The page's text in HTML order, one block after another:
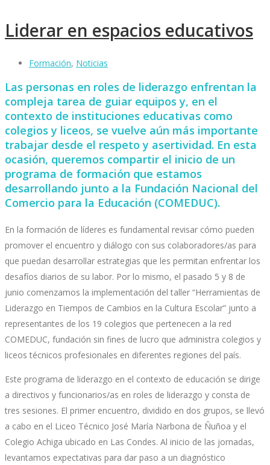
Liderar en espacios educativos
Formación, Noticias
Las personas en roles de liderazgo enfrentan la
compleja tarea de guiar equipos y, en el
contexto de instituciones educativas como
colegios y liceos, se vuelve aún más importante
trabajar desde el respeto y asertividad. En esta
ocasión, queremos compartir el inicio de un
programa de formación que estamos
desarrollando junto a la Fundación Nacional del
Comercio para la Educación (COMEDUC).
En la formación de líderes es fundamental revisar cómo pueden
promover el encuentro y diálogo con sus colaboradores/as para
que puedan desarrollar estrategias que les permitan enfrentar los
desafíos diarios de su labor. Por lo mismo, el pasado 5 y 8 de
junio comenzamos la implementación del taller “Herramientas de
Liderazgo en Tiempos de Cambios en la Cultura Escolar” junto a
representantes de los 19 colegios que pertenecen a la red
COMEDUC, fundación sin fines de lucro que administra colegios y
liceos técnicos profesionales en diferentes regiones del país.
Este programa de liderazgo en el contexto de educación se dirige
a directivos y funcionarios/as en roles de liderazgo y consta de
tres sesiones. El primer encuentro, dividido en dos grupos, se llevó
a cabo en el Liceo Técnico José María Narbona de Ñuñoa y el
Colegio Achiga ubicado en Las Condes. Al inicio de las jornadas,
levantamos expectativas para dar paso a un diagnóstico